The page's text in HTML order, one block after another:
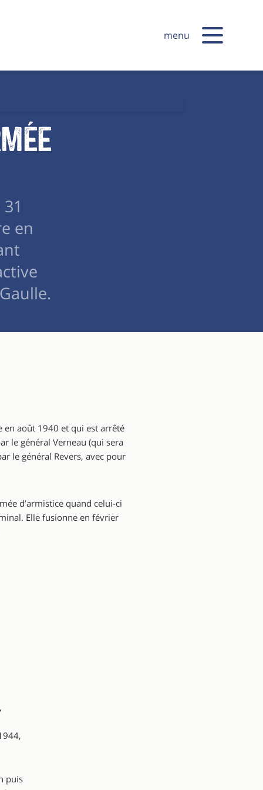
menu
en
en août 1940 et qui est arrêté
le général Verneau (qui sera
le général Revers, avec pour
d’armistice quand celui-ci
Elle fusionne en février
puis